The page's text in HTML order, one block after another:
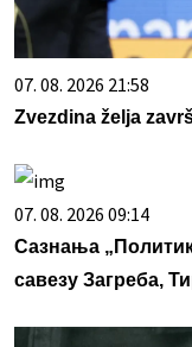
07. 08. 2026 21:58
Zvezdina želja
07. 08. 2026 09:14
Сазнања
савезу Загреба,